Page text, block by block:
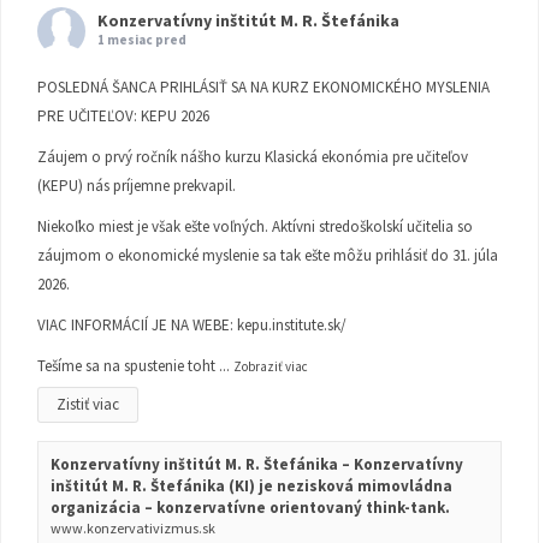
Konzervatívny inštitút M. R. Štefánika
1 mesiac pred
POSLEDNÁ ŠANCA PRIHLÁSIŤ SA NA KURZ EKONOMICKÉHO MYSLENIA
PRE UČITEĽOV: KEPU 2026
Záujem o prvý ročník nášho kurzu Klasická ekonómia pre učiteľov
(KEPU) nás príjemne prekvapil.
Niekoľko miest je však ešte voľných. Aktívni stredoškolskí učitelia so
záujmom o ekonomické myslenie sa tak ešte môžu prihlásiť do 31. júla
2026.
VIAC INFORMÁCIÍ JE NA WEBE: kepu.institute.sk/
Tešíme sa na spustenie toht ... Zobraziť viac
Zistiť viac
Konzervatívny inštitút M. R. Štefánika – Konzervatívny
inštitút M. R. Štefánika (KI) je nezisková mimovládna
organizácia – konzervatívne orientovaný think-tank.
www.konzervativizmus.sk